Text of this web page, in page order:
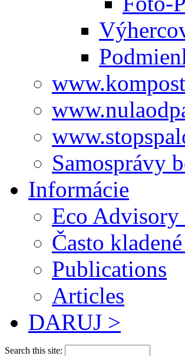
Samosprávy
Informácie
Eco Advisory
Často
Publications
Articles
DARUJ >
Search this site: